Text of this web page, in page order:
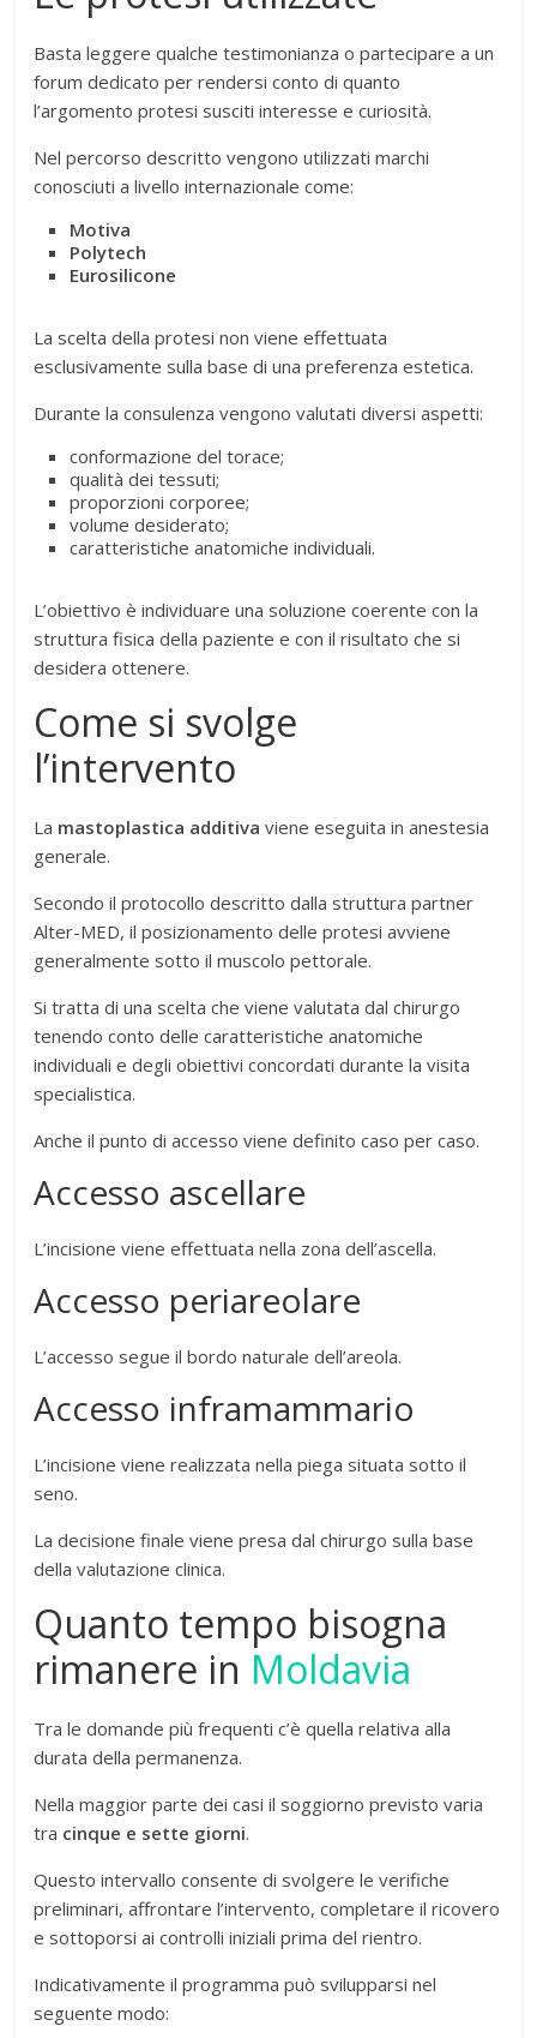
Basta leggere qualche testimonianza o partecipare a un
forum dedicato per rendersi conto di quanto
l’argomento protesi susciti interesse e curiosità.
Nel percorso descritto vengono utilizzati marchi
conosciuti a livello internazionale come:
Motiva
Polytech
Eurosilicone
La scelta della protesi non viene effettuata
esclusivamente sulla base di una preferenza estetica.
Durante la consulenza vengono valutati diversi aspetti:
conformazione del torace;
qualità dei tessuti;
proporzioni corporee;
volume desiderato;
caratteristiche anatomiche individuali.
L’obiettivo è individuare una soluzione coerente con la
struttura fisica della paziente e con il risultato che si
desidera ottenere.
Come si svolge
l’intervento
La mastoplastica additiva viene eseguita in anestesia
generale.
Secondo il protocollo descritto dalla struttura partner
Alter-MED, il posizionamento delle protesi avviene
generalmente sotto il muscolo pettorale.
Si tratta di una scelta che viene valutata dal chirurgo
tenendo conto delle caratteristiche anatomiche
individuali e degli obiettivi concordati durante la visita
specialistica.
Anche il punto di accesso viene definito caso per caso.
Accesso ascellare
L’incisione viene effettuata nella zona dell’ascella.
Accesso periareolare
L’accesso segue il bordo naturale dell’areola.
Accesso inframammario
L’incisione viene realizzata nella piega situata sotto il
seno.
La decisione finale viene presa dal chirurgo sulla base
della valutazione clinica.
Quanto tempo bisogna
rimanere in Moldavia
Tra le domande più frequenti c’è quella relativa alla
durata della permanenza.
Nella maggior parte dei casi il soggiorno previsto varia
tra cinque e sette giorni.
Questo intervallo consente di svolgere le verifiche
preliminari, affrontare l’intervento, completare il ricovero
e sottoporsi ai controlli iniziali prima del rientro.
Indicativamente il programma può svilupparsi nel
seguente modo: